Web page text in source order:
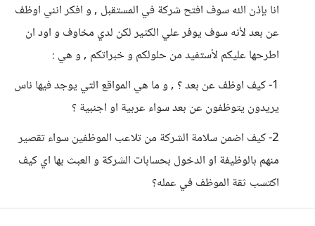
انا بإذن الله سوف افتح شركة في المستقبل , و افكر انني اوظف
عن بعد لأنه سوف يوفر علي الكثير لكن لدي مخاوف و اود ان
اطرحها عليكم لأستفيد من حلولكم و خبراتكم , و هي :
1- كيف اوظف عن بعد ؟ , و ما هي المواقع التي يوجد فيها ناس
يريدون يتوظفون عن بعد سواء عربية او اجنبية ؟
2- كيف اضمن سلامة الشركة من تلاعب الموظفين سواء تقصير
منهم بالوظيفة او الدخول بحسابات الشركة و العبث بها اي كيف
اكتسب ثقة الموظف في عمله؟